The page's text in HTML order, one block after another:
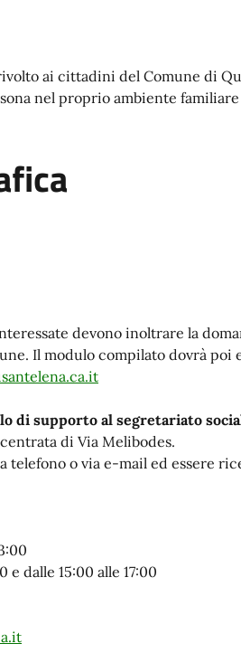
ai cittadini del Comune di
nel proprio ambiente
devono inoltrare la
Il modulo compilato dovrà poi
di supporto al segretariato
di Via Melibodes.
telefono o via e-mail ed essere
dalle 15:00 alle 17:00